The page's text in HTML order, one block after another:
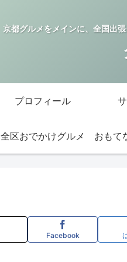
京都グルメをメインに、全国出
プロフィール
全区おでかけグルメ
Facebook